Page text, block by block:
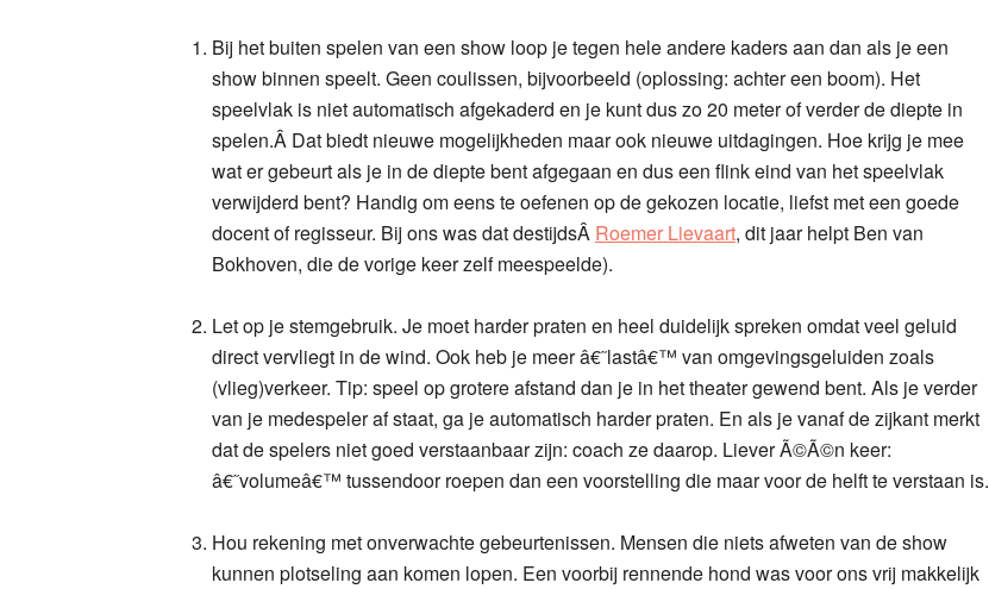
Bij het buiten spelen van een show loop je tegen hele andere kaders aan dan als je een
show binnen speelt. Geen coulissen, bijvoorbeeld (oplossing: achter een boom). Het
speelvlak is niet automatisch afgekaderd en je kunt dus zo 20 meter of verder de diepte in
spelen.Â Dat biedt nieuwe mogelijkheden maar ook nieuwe uitdagingen. Hoe krijg je mee
wat er gebeurt als je in de diepte bent afgegaan en dus een flink eind van het speelvlak
verwijderd bent? Handig om eens te oefenen op de gekozen locatie, liefst met een goede
docent of regisseur. Bij ons was dat destijdsÂ Roemer Lievaart, dit jaar helpt Ben van
Bokhoven, die de vorige keer zelf meespeelde).
Let op je stemgebruik. Je moet harder praten en heel duidelijk spreken omdat veel geluid
direct vervliegt in de wind. Ook heb je meer â€˜lastâ€™ van omgevingsgeluiden zoals
(vlieg)verkeer. Tip: speel op grotere afstand dan je in het theater gewend bent. Als je verder
van je medespeler af staat, ga je automatisch harder praten. En als je vanaf de zijkant merkt
dat de spelers niet goed verstaanbaar zijn: coach ze daarop. Liever Ã©Ã©n keer:
â€˜volumeâ€™ tussendoor roepen dan een voorstelling die maar voor de helft te verstaan is.
Hou rekening met onverwachte gebeurtenissen. Mensen die niets afweten van de show
kunnen plotseling aan komen lopen. Een voorbij rennende hond was voor ons vrij makkelijk